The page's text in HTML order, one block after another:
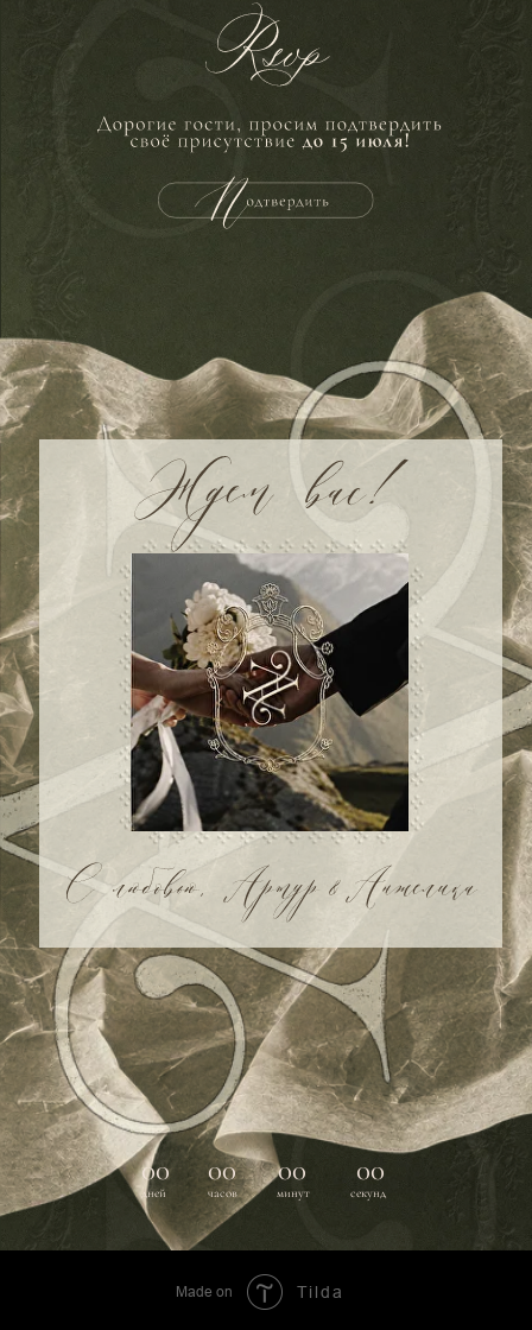
дней
00 00
минут
00
часов
Made on Tilda